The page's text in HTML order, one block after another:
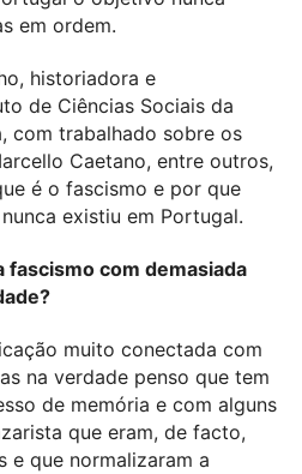
em ordem.
historiadora e
de Ciências Sociais da
com trabalhado sobre os
Caetano, entre outros,
é o fascismo e por que
existiu em Portugal.
fascismo com demasiada
muito conectada com
na verdade penso que tem
de memória e com alguns
que eram, de facto,
e que normalizaram a